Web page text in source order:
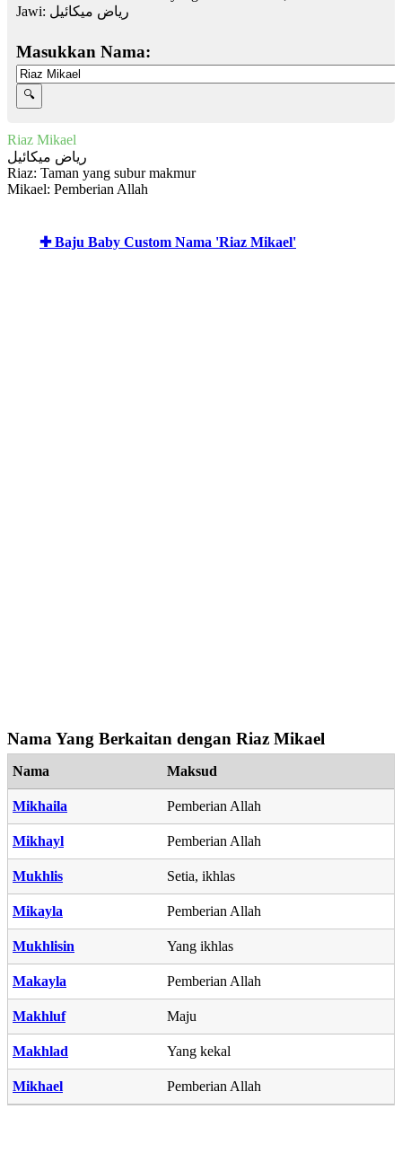
Jawi: رياض ميكائيل
Masukkan Nama:
Riaz Mikael
رياض ميكائيل
Riaz: Taman yang subur makmur
Mikael: Pemberian Allah
✚ Baju Baby Custom Nama 'Riaz Mikael'
Nama Yang Berkaitan dengan Riaz Mikael
Nama Maksud
Mikhaila Pemberian Allah
Mikhayl Pemberian Allah
Mukhlis Setia, ikhlas
Mikayla Pemberian Allah
Mukhlisin Yang ikhlas
Makayla Pemberian Allah
Makhluf Maju
Makhlad Yang kekal
Mikhael Pemberian Allah